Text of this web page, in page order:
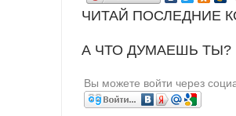
ЧИТАЙ ПОСЛЕДНИЕ
А ЧТО ДУМАЕШЬ
Вы можете войти через